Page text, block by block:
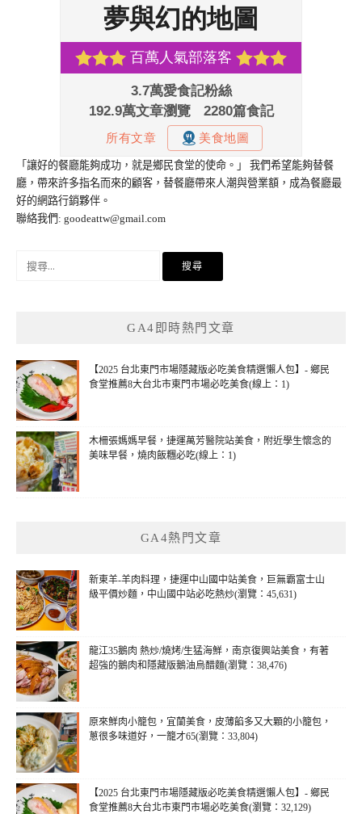
「讓好的餐廳能夠成功，就是鄉民食堂的使命。」 我們希望能夠替餐
廳，帶來許多指名而來的顧客，替餐廳帶來人潮與營業額，成為餐廳最
好的網路行銷夥伴。
聯絡我們: goodeattw@gmail.com
GA4即時熱門文章
【2025 台北東門市場隱藏版必吃美食精選懶人包】- 鄉民
食堂推薦8大台北市東門市場必吃美食(線上：1)
木柵張媽媽早餐，捷運萬芳醫院站美食，附近學生懷念的
美味早餐，燒肉飯糰必吃(線上：1)
GA4熱門文章
新東羊-羊肉料理，捷運中山國中站美食，巨無霸富士山
級平價炒麵，中山國中站必吃熱炒(瀏覽：45,631)
龍江35鵝肉 熱炒/燒烤/生猛海鮮，南京復興站美食，有著
超強的鵝肉和隱藏版鵝油烏醋麵(瀏覽：38,476)
原來鮮肉小籠包，宜蘭美食，皮薄餡多又大顆的小籠包，
蔥很多味道好，一籠才65(瀏覽：33,804)
【2025 台北東門市場隱藏版必吃美食精選懶人包】- 鄉民
食堂推薦8大台北市東門市場必吃美食(瀏覽：32,129)